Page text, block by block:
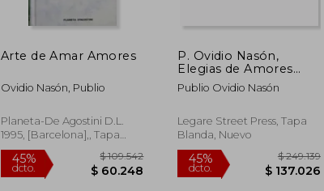
Arte de Amar Amores
Ovidio Nasón, Publio
Planeta-De Agostini D.L.
1995, [Barcelona],, Tapa
Dura,Usado
P. Ovidio Nasón,
Elegias de Amores
Puros, y del Nogal
Publio Ovidio Nasón
Legare Street Press, Tapa
Blanda, Nuevo